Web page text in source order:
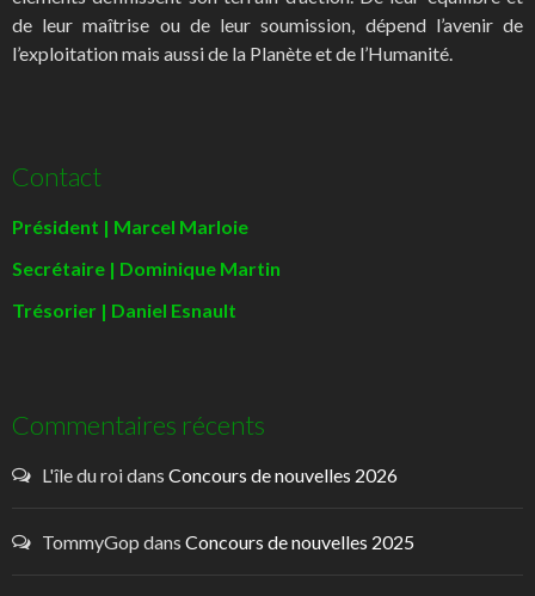
de leur maîtrise ou de leur soumission, dépend l’avenir de
l’exploitation mais aussi de la Planète et de l’Humanité.
Contact
Président | Marcel Marloie
Secrétaire | Dominique Martin
Trésorier | Daniel Esnault
Commentaires récents
L'île du roidans Concours de nouvelles 2026
TommyGop dans Concours de nouvelles 2025